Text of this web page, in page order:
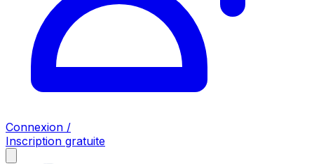
Connexion /
Inscription gratuite